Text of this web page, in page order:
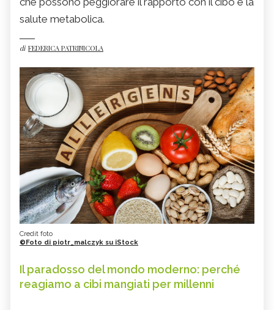
salute metabolica.
di FEDERICA PATRINICOLA
Credit foto
©Foto di piotr_malczyk su iStock
Il paradosso del mondo moderno: perché
reagiamo a cibi mangiati per millenni